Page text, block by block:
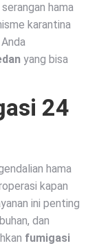
hama
karantina
yang bisa
24
hama
kapan
ini penting
dan
fumigasi